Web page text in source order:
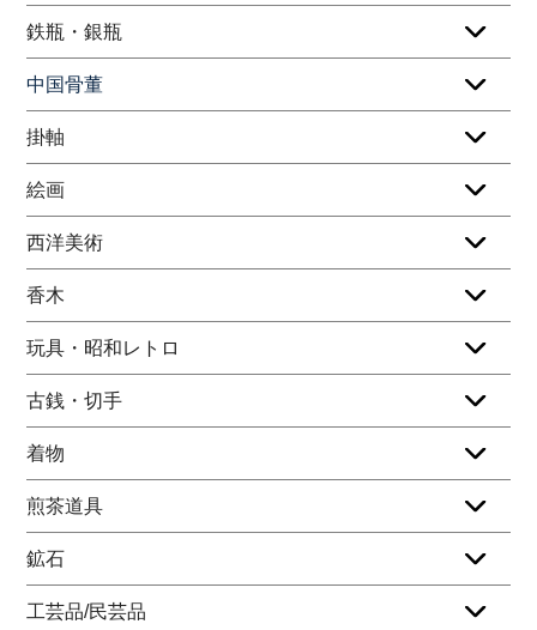
鉄瓶・銀瓶
中国骨董
掛軸
絵画
西洋美術
香木
玩具・昭和レトロ
古銭・切手
着物
煎茶道具
鉱石
工芸品/民芸品